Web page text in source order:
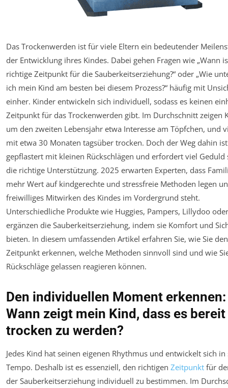
Das Trockenwerden ist für viele Eltern ein bedeutender
der Entwicklung ihres Kindes. Dabei gehen Fragen wie „Wann
richtige Zeitpunkt für die Sauberkeitserziehung?“ oder „Wie
ich mein Kind am besten bei diesem Prozess?“ häufig mit
einher. Kinder entwickeln sich individuell, sodass es keinen
Zeitpunkt für das Trockenwerden gibt. Im Durchschnitt zeigen
um den zweiten Lebensjahr etwa Interesse am Töpfchen, und
mit etwa 30 Monaten tagsüber trocken. Doch der Weg dahin
gepflastert mit kleinen Rückschlägen und erfordert viel Geduld
die richtige Unterstützung. 2025 erwarten Experten, dass
mehr Wert auf kindgerechte und stressfreie Methoden legen
freiwilliges Mitwirken des Kindes im Vordergrund steht.
Unterschiedliche Produkte wie Huggies, Pampers, Lillydoo
ergänzen die Sauberkeitserziehung, indem sie Komfort und
bieten. In diesem umfassenden Artikel erfahren Sie, wie Sie
Zeitpunkt erkennen, welche Methoden sinnvoll sind und wie
Rückschläge gelassen reagieren können.
Den individuellen Moment erkennen:
Wann zeigt mein Kind, dass es
trocken zu werden?
Jedes Kind hat seinen eigenen Rhythmus und entwickelt sich in
Tempo. Deshalb ist es essenziell, den richtigen Zeitpunkt für
der Sauberkeitserziehung individuell zu bestimmen. Im